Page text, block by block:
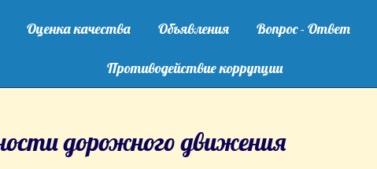
Оценка качества Объявления Вопрос - Ответ
Противодействие коррупции
дорожного движения